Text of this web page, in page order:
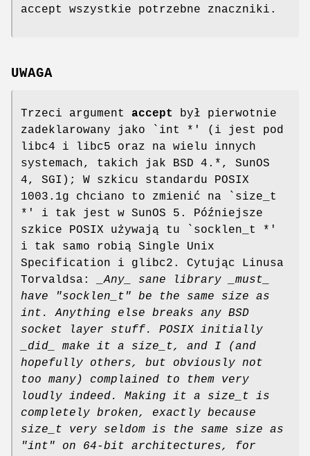
accept wszystkie potrzebne znaczniki.
UWAGA
Trzeci argument accept
był pierwotnie
zadeklarowany jako `int *' (i jest pod
libc4 i libc5 oraz na wielu innych
systemach, takich jak BSD 4.*, SunOS
4, SGI); W szkicu standardu POSIX
1003.1g chciano to zmienić na `size_t
*' i tak jest w SunOS 5. Późniejsze
szkice POSIX używają tu `socklen_t *'
i tak samo robią Single Unix
Specification i glibc2. Cytując Linusa
Torvaldsa:
_Any_ sane library _must_
have "socklen_t" be the same size
as
int. Anything else breaks any BSD
socket layer stuff.
POSIX initially
_did_ make it a size_t, and I (and
hopefully others, but
obviously not
too many) complained to them very
loudly indeed. Making
it a size_t is
completely broken, exactly because
size_t very seldom is
the same size as
"int" on 64-bit architectures, for